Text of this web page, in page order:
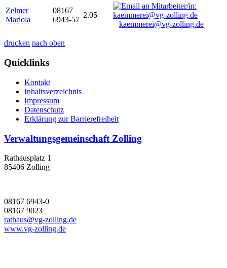
Zelmer
Mariola
08167
6943-57
2.05
kaemmerei@vg-zolling.de
drucken nach oben
Quicklinks
Kontakt
Inhaltsverzeichnis
Impressum
Datenschutz
Erklärung zur Barrierefreiheit
Verwaltungsgemeinschaft Zolling
Rathausplatz 1
85406 Zolling
08167 6943-0
08167 9023
rathaus@vg-zolling.de
www.vg-zolling.de